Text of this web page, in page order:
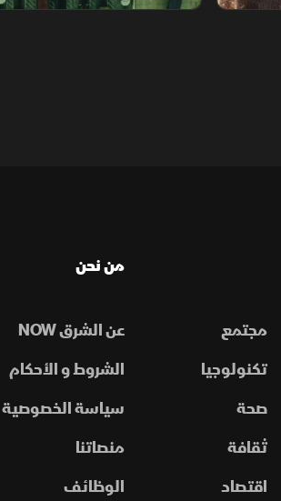
مجتمع
تكنولوجيا
صحة
ثقافة
اقتصاد
من نحن
عن الشرق NOW
الشروط و الأحكام
سياسة الخصوصية
منصاتنا
الوظائف